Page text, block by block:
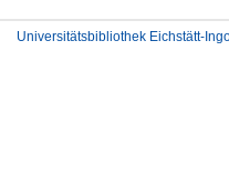
Universitätsbibliothek Eichstätt-